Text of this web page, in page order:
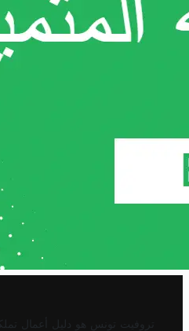
تروفيت تونس هو دليل أعمال